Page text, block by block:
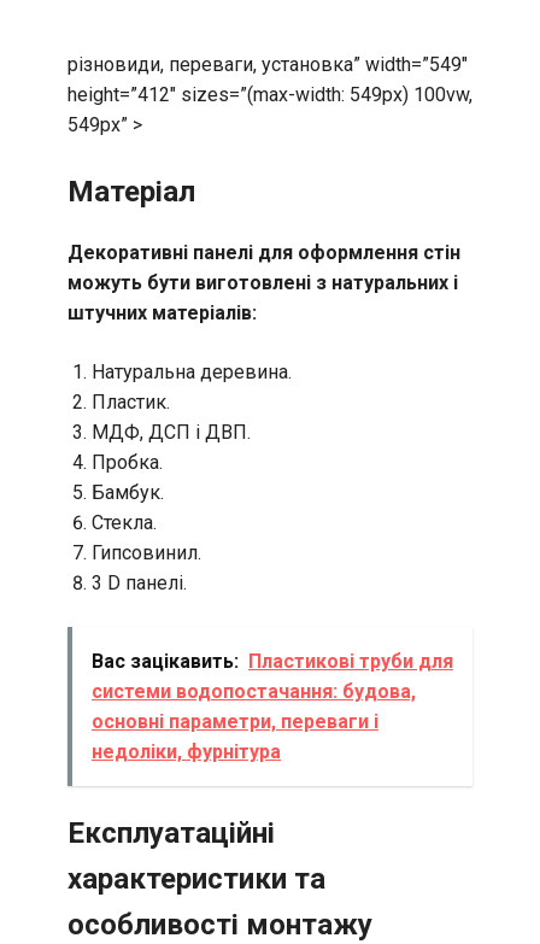
різновиди, переваги, установка” width=”549″
height=”412″ sizes=”(max-width: 549px) 100vw,
549px” >
Матеріал
Декоративні панелі для оформлення стін
можуть бути виготовлені з натуральних і
штучних матеріалів:
Натуральна деревина.
Пластик.
МДФ, ДСП і ДВП.
Пробка.
Бамбук.
Стекла.
Гипсовинил.
3 D панелі.
Вас зацікавить: Пластикові труби для
системи водопостачання: будова,
основні параметри, переваги і
недоліки, фурнітура
Експлуатаційні
характеристики та
особливості монтажу